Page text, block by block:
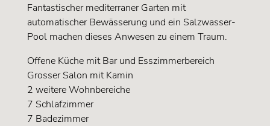
Fantastischer mediterraner Garten mit
automatischer Bewässerung und ein Salzwasser-
Pool machen dieses Anwesen zu einem Traum.
Offene Küche mit Bar und Esszimmerbereich
Grosser Salon mit Kamin
2 weitere Wohnbereiche
7 Schlafzimmer
7 Badezimmer